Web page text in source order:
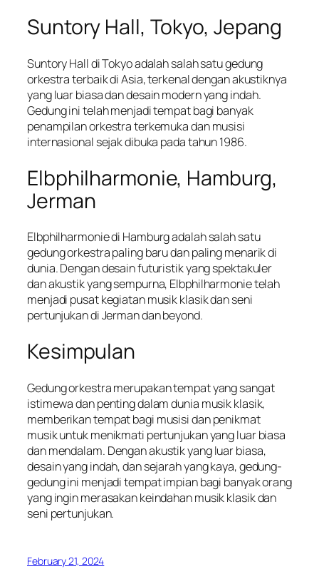
Suntory Hall, Tokyo, Jepang
Suntory Hall di Tokyo adalah salah satu gedung
orkestra terbaik di Asia, terkenal dengan akustiknya
yang luar biasa dan desain modern yang indah.
Gedung ini telah menjadi tempat bagi banyak
penampilan orkestra terkemuka dan musisi
internasional sejak dibuka pada tahun 1986.
Elbphilharmonie, Hamburg,
Jerman
Elbphilharmonie di Hamburg adalah salah satu
gedung orkestra paling baru dan paling menarik di
dunia. Dengan desain futuristik yang spektakuler
dan akustik yang sempurna, Elbphilharmonie telah
menjadi pusat kegiatan musik klasik dan seni
pertunjukan di Jerman dan beyond.
Kesimpulan
Gedung orkestra merupakan tempat yang sangat
istimewa dan penting dalam dunia musik klasik,
memberikan tempat bagi musisi dan penikmat
musik untuk menikmati pertunjukan yang luar biasa
dan mendalam. Dengan akustik yang luar biasa,
desain yang indah, dan sejarah yang kaya, gedung-
gedung ini menjadi tempat impian bagi banyak orang
yang ingin merasakan keindahan musik klasik dan
seni pertunjukan.
February 21, 2024